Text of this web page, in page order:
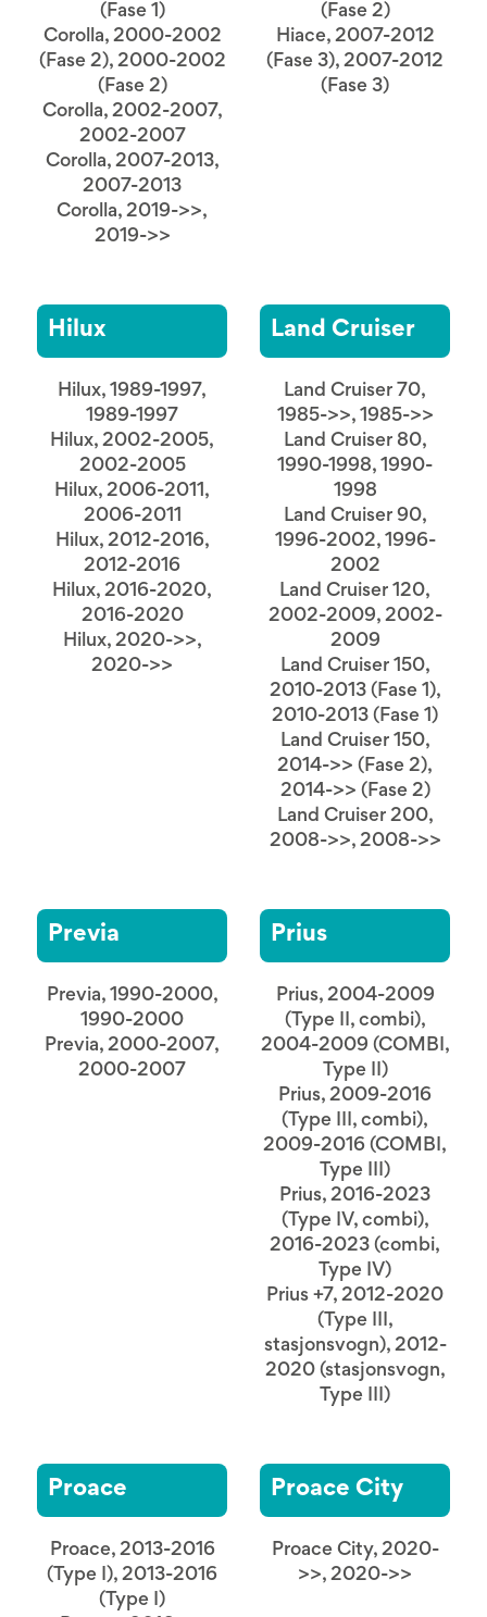
(Fase 1)
Corolla, 2000-2002
(Fase 2), 2000-2002
(Fase 2)
Corolla, 2002-2007,
2002-2007
Corolla, 2007-2013,
2007-2013
Corolla, 2019->>,
2019->>
(Fase 2)
Hiace, 2007-2012
(Fase 3), 2007-2012
(Fase 3)
Hilux
Hilux, 1989-1997,
1989-1997
Hilux, 2002-2005,
2002-2005
Hilux, 2006-2011,
2006-2011
Hilux, 2012-2016,
2012-2016
Hilux, 2016-2020,
2016-2020
Hilux, 2020->>,
2020->>
Land Cruiser
Land Cruiser 70,
1985->>, 1985->>
Land Cruiser 80,
1990-1998, 1990-
1998
Land Cruiser 90,
1996-2002, 1996-
2002
Land Cruiser 120,
2002-2009, 2002-
2009
Land Cruiser 150,
2010-2013 (Fase 1),
2010-2013 (Fase 1)
Land Cruiser 150,
2014->> (Fase 2),
2014->> (Fase 2)
Land Cruiser 200,
2008->>, 2008->>
Previa
Previa, 1990-2000,
1990-2000
Previa, 2000-2007,
2000-2007
Prius
Prius, 2004-2009
(Type II, combi),
2004-2009 (COMBI,
Type II)
Prius, 2009-2016
(Type III, combi),
2009-2016 (COMBI,
Type III)
Prius, 2016-2023
(Type IV, combi),
2016-2023 (combi,
Type IV)
Prius +7, 2012-2020
(Type III,
stasjonsvogn), 2012-
2020 (stasjonsvogn,
Type III)
Proace
Proace, 2013-2016
(Type I), 2013-2016
(Type I)
Proace City
Proace City, 2020-
>>, 2020->>